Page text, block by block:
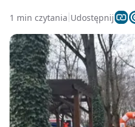
1 min czytania Udostępnij